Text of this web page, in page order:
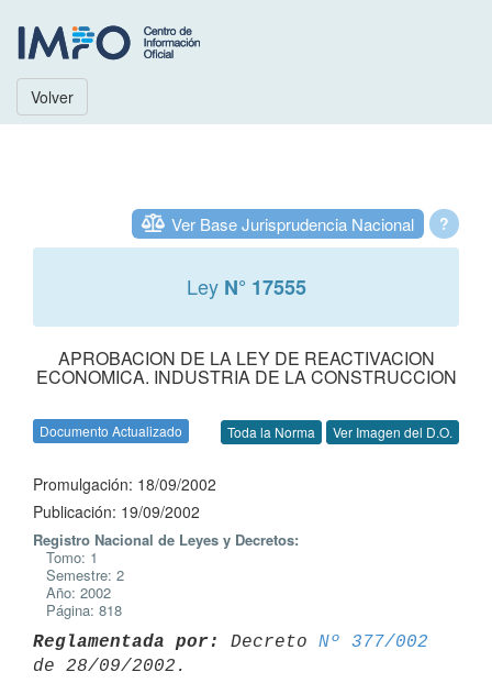
Volver
?
Ver Base Jurisprudencia Nacional
Ley N° 17555
APROBACION DE LA LEY DE REACTIVACION
ECONOMICA. INDUSTRIA DE LA CONSTRUCCION
Documento Actualizado Toda la Norma Ver Imagen del D.O.
Promulgación: 18/09/2002
Publicación: 19/09/2002
Registro Nacional de Leyes y Decretos:
Tomo: 1
Semestre: 2
Año: 2002
Página: 818
Reglamentada por: Decreto Nº 377/002